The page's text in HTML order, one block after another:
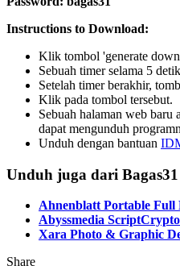
Instructions to Download:
Klik tombol 'generate
Sebuah timer selama 5
Setelah timer berakhir,
Klik pada tombol tersebut.
Sebuah halaman web baru
dapat mengunduh
Unduh dengan bantuan
Unduh juga dari Bagas31
Ahnenblatt Portable Full
Abyssmedia
Xara Photo & Graphic
Share